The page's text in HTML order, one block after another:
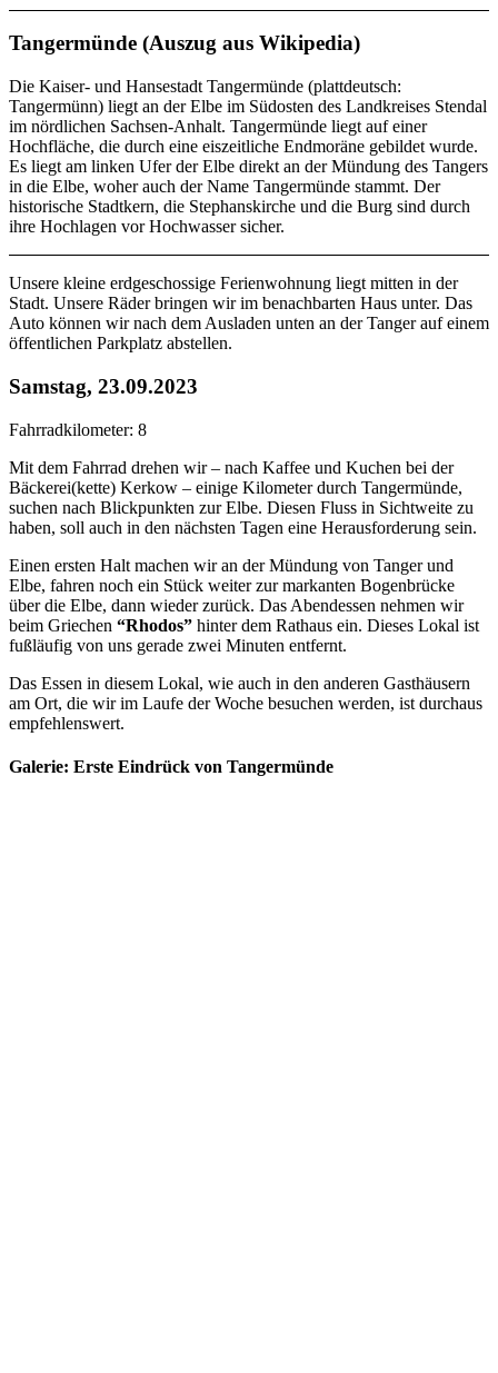
Tangermünde (Auszug aus Wikipedia)
Die Kaiser- und Hansestadt Tangermünde (plattdeutsch:
Tangermünn) liegt an der Elbe im Südosten des Landkreises Stendal
im nördlichen Sachsen-Anhalt. Tangermünde liegt auf einer
Hochfläche, die durch eine eiszeitliche Endmoräne gebildet wurde.
Es liegt am linken Ufer der Elbe direkt an der Mündung des Tangers
in die Elbe, woher auch der Name Tangermünde stammt. Der
historische Stadtkern, die Stephanskirche und die Burg sind durch
ihre Hochlagen vor Hochwasser sicher.
Unsere kleine erdgeschossige Ferienwohnung liegt mitten in der
Stadt. Unsere Räder bringen wir im benachbarten Haus unter. Das
Auto können wir nach dem Ausladen unten an der Tanger auf einem
öffentlichen Parkplatz abstellen.
Samstag, 23.09.2023
Fahrradkilometer: 8
Mit dem Fahrrad drehen wir – nach Kaffee und Kuchen bei der
Bäckerei(kette) Kerkow – einige Kilometer durch Tangermünde,
suchen nach Blickpunkten zur Elbe. Diesen Fluss in Sichtweite zu
haben, soll auch in den nächsten Tagen eine Herausforderung sein.
Einen ersten Halt machen wir an der Mündung von Tanger und
Elbe, fahren noch ein Stück weiter zur markanten Bogenbrücke
über die Elbe, dann wieder zurück. Das Abendessen nehmen wir
beim Griechen “Rhodos” hinter dem Rathaus ein. Dieses Lokal ist
fußläufig von uns gerade zwei Minuten entfernt.
Das Essen in diesem Lokal, wie auch in den anderen Gasthäusern
am Ort, die wir im Laufe der Woche besuchen werden, ist durchaus
empfehlenswert.
Galerie: Erste Eindrück von Tangermünde